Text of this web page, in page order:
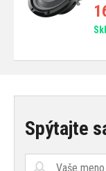
Spýtajte